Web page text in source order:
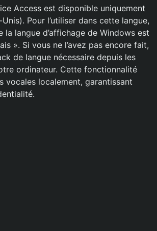
Access est disponible uniquement
Pour l’utiliser dans cette langue,
la langue d’affichage de Windows est
». Si vous ne l’avez pas encore fait,
de langue nécessaire depuis les
ordinateur. Cette fonctionnalité
vocales localement, garantissant